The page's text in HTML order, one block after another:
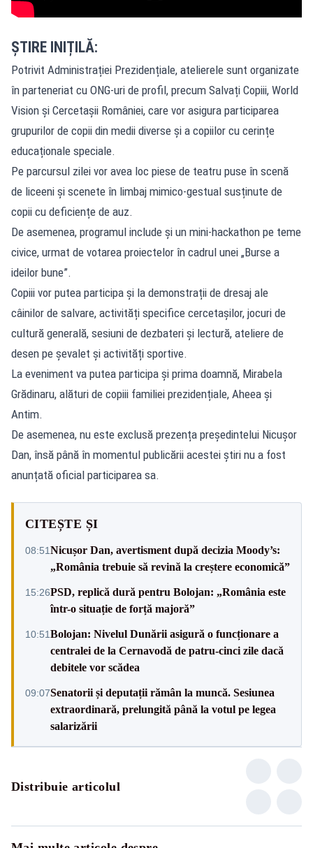
ȘTIRE INIȚILĂ:
Potrivit Administrației Prezidențiale, atelierele sunt organizate
în parteneriat cu ONG-uri de profil, precum Salvați Copiii, World
Vision și Cercetașii României, care vor asigura participarea
grupurilor de copii din medii diverse și a copiilor cu cerințe
educaționale speciale.
Pe parcursul zilei vor avea loc piese de teatru puse în scenă
de liceeni și scenete în limbaj mimico-gestual susținute de
copii cu deficiențe de auz.
De asemenea, programul include și un mini-hackathon pe teme
civice, urmat de votarea proiectelor în cadrul unei „Burse a
ideilor bune”.
Copiii vor putea participa și la demonstrații de dresaj ale
câinilor de salvare, activități specifice cercetașilor, jocuri de
cultură generală, sesiuni de dezbateri și lectură, ateliere de
desen pe șevalet și activități sportive.
La eveniment va putea participa și prima doamnă, Mirabela
Grădinaru, alături de copiii familiei prezidențiale, Aheea și
Antim.
De asemenea, nu este exclusă prezența președintelui Nicușor
Dan, însă până în momentul publicării acestei știri nu a fost
anunțată oficial participarea sa.
CITEȘTE ȘI
08:51Nicușor Dan, avertisment după decizia Moody’s:
„România trebuie să revină la creștere economică”
15:26PSD, replică dură pentru Bolojan: „România este
într-o situație de forță majoră”
10:51Bolojan: Nivelul Dunării asigură o funcționare a
centralei de la Cernavodă de patru-cinci zile dacă
debitele vor scădea
09:07Senatorii și deputații rămân la muncă. Sesiunea
extraordinară, prelungită până la votul pe legea
salarizării
Distribuie articolul